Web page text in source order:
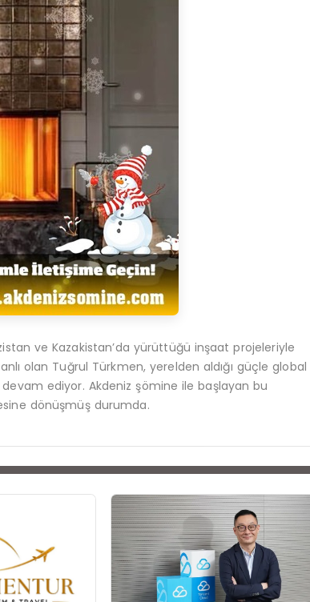
ve Kazakistan’da yürüttüğü inşaat projeleriyle
olan Tuğrul Türkmen, yerelden aldığı güçle global
ediyor. Akdeniz şömine ile başlayan bu
dönüşmüş durumda.